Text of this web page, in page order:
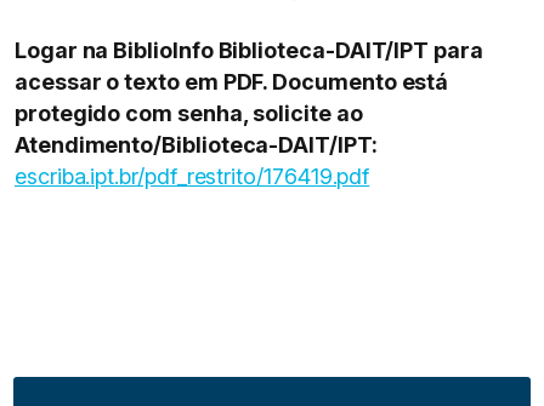
Logar na BiblioInfo Biblioteca-DAIT/IPT para
acessar o texto em PDF. Documento está
protegido com senha, solicite ao
Atendimento/Biblioteca-DAIT/IPT:
escriba.ipt.br/pdf_restrito/176419.pdf